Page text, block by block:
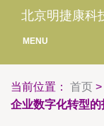
北京明捷康科
MENU
当前位置： 首页 >
企业数字化转型的